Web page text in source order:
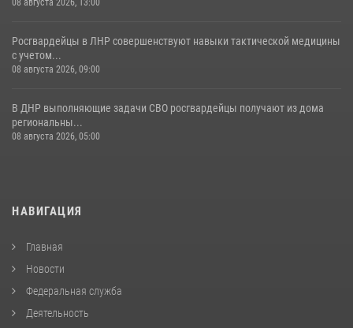
08 августа 2026, 13:00
Росгвардейцы в ЛНР совершенствуют навыки тактической медицины
с учетом...
08 августа 2026, 09:00
В ДНР выполняющие задачи СВО росгвардейцы получают из дома
региональны...
08 августа 2026, 05:00
НАВИГАЦИЯ
Главная
Новости
Федеральная служба
Деятельность